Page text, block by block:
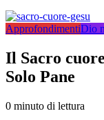
ApprofondimentiDio
Il Sacro
Solo Pane
0 minuto di lettura